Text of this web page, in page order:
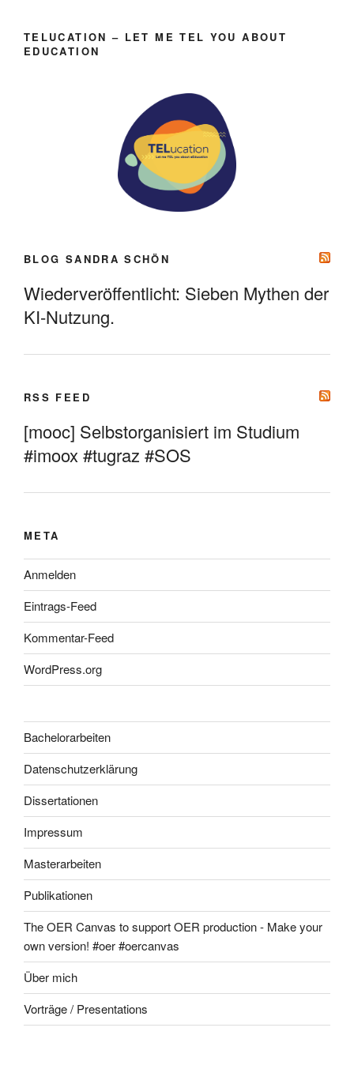
TELUCATION – LET ME TEL YOU ABOUT
EDUCATION
BLOG SANDRA SCHÖN
Wiederveröffentlicht: Sieben Mythen der
KI-Nutzung.
RSS FEED
[mooc] Selbstorganisiert im Studium
#imoox #tugraz #SOS
META
Anmelden
Eintrags-Feed
Kommentar-Feed
WordPress.org
Bachelorarbeiten
Datenschutzerklärung
Dissertationen
Impressum
Masterarbeiten
Publikationen
The OER Canvas to support OER production - Make your
own version! #oer #oercanvas
Über mich
Vorträge / Presentations